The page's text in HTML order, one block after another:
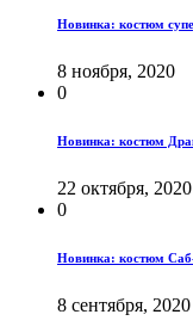
Новинка: костюм
8 ноября, 2020
0
Новинка: костюм
22 октября, 2020
0
Новинка: костюм
8 сентября, 2020